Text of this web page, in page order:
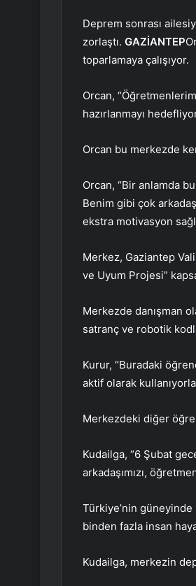
Deprem sonrası
zorlaştı. GAZİANTEP
toparlamaya çalışıyor.
Orcan,
hazırlanmayı
Orcan bu merkezde
Orcan, “Bir anlamda
Benim gibi çok
ekstra motivasyon
Merkez, Gaziantep
ve Uyum Projesi”
Merkezde danışman
satranç ve robotik
Kurur, “Buradaki
aktif olarak
Merkezdeki diğer
Kudailga, “6 Şubat
arkadaşımızı,
Türkiye’nin güneyinde
binden fazla insan
Kudailga, merkezin